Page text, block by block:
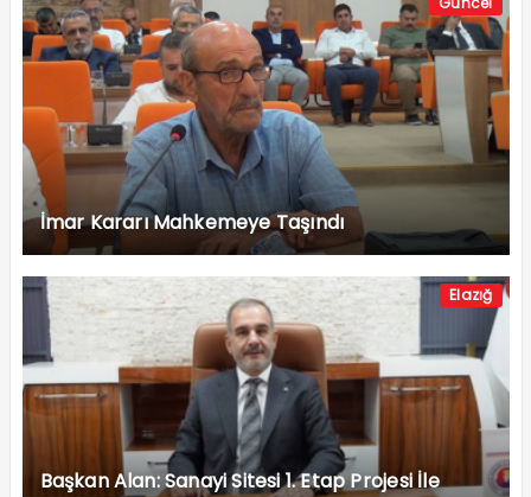
İmar Kararı Mahkemeye Taşındı
Elazığ
Başkan Alan: Sanayi Sitesi 1. Etap Projesi İle